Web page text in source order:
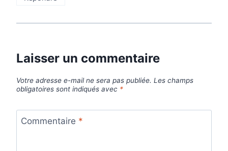
Laisser un commentaire
Votre adresse e-mail ne sera pas publiée. Les champs
obligatoires sont indiqués avec *
Commentaire *